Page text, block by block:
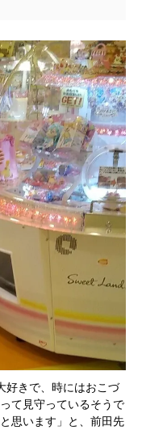
好きで、時にはおこづ
て見守っているそうで
思います」と、前田先